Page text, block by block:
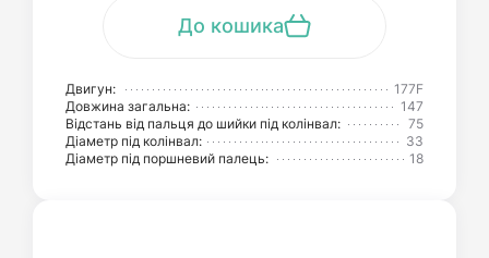
До кошика
Двигун:
177F
Довжина загальна:
147
Відстань від пальця до шийки під колінвал:
75
Діаметр під колінвал:
33
Діаметр під поршневий палець:
18